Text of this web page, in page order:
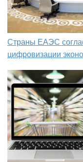
Страны ЕАЭС
цифровизации